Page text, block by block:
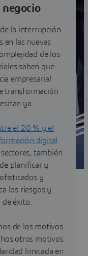
del negocio
la interrupción
en las nuevas
de los
saben que
empresarial
transformación
ya.
el 20 % y el
digital
también
planificar y
y
los riesgos y
éxito.
de los motivos
otros motivos
limitada en